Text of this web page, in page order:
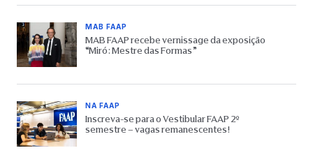
MAB FAAP
MAB FAAP recebe vernissage da exposição
“Miró: Mestre das Formas”
NA FAAP
Inscreva-se para o Vestibular FAAP 2º
semestre – vagas remanescentes!